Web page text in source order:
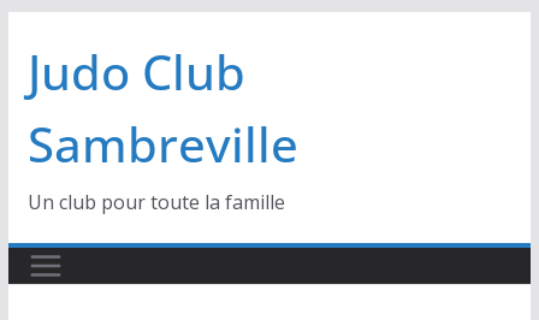
contenu
Judo Club
Sambreville
Un club pour toute la famille